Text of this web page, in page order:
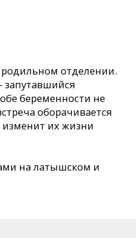
отделении.
беременности не
оборачивается
изменит их жизни
на латышском и